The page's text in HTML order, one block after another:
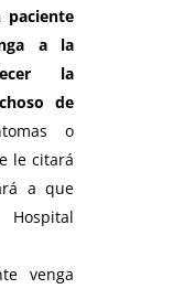
paciente
a la
la
de
o
le citará
a que
venga